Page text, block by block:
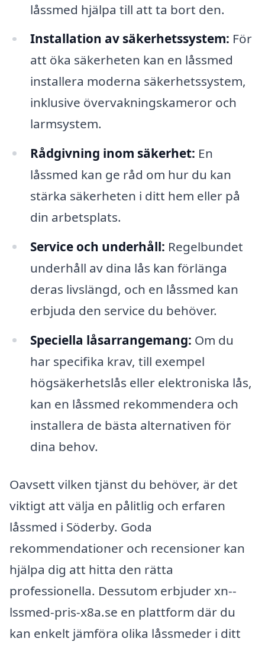
låssmed hjälpa till att ta bort den.
Installation av säkerhetssystem: För
att öka säkerheten kan en låssmed
installera moderna säkerhetssystem,
inklusive övervakningskameror och
larmsystem.
Rådgivning inom säkerhet: En
låssmed kan ge råd om hur du kan
stärka säkerheten i ditt hem eller på
din arbetsplats.
Service och underhåll: Regelbundet
underhåll av dina lås kan förlänga
deras livslängd, och en låssmed kan
erbjuda den service du behöver.
Speciella låsarrangemang: Om du
har specifika krav, till exempel
högsäkerhetslås eller elektroniska lås,
kan en låssmed rekommendera och
installera de bästa alternativen för
dina behov.
Oavsett vilken tjänst du behöver, är det
viktigt att välja en pålitlig och erfaren
låssmed i Söderby. Goda
rekommendationer och recensioner kan
hjälpa dig att hitta den rätta
professionella. Dessutom erbjuder xn--
lssmed-pris-x8a.se en plattform där du
kan enkelt jämföra olika låssmeder i ditt